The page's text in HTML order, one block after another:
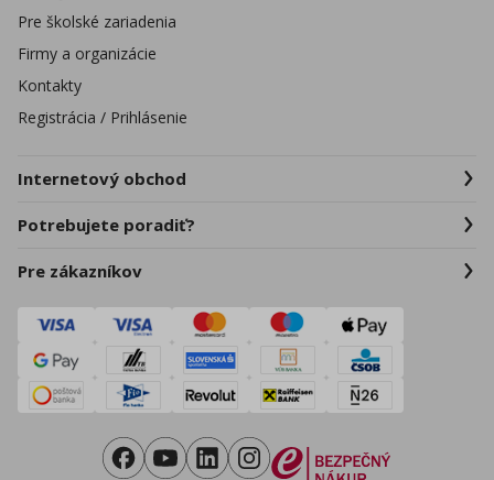
Pre školské zariadenia
Firmy a organizácie
Kontakty
Registrácia / Prihlásenie
Internetový obchod
Potrebujete poradiť?
Pre zákazníkov